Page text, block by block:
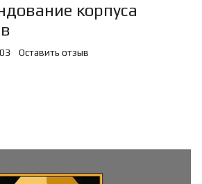
корпуса
Оставить отзыв